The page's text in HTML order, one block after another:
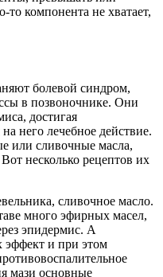
то компонента не хватает,
болевой синдром,
в позвоночнике. Они
достигая
него лечебное действие.
или сливочные масла,
несколько рецептов их
сливочное масло.
много эфирных масел,
эпидермис. А
эффект и при этом
мази основные